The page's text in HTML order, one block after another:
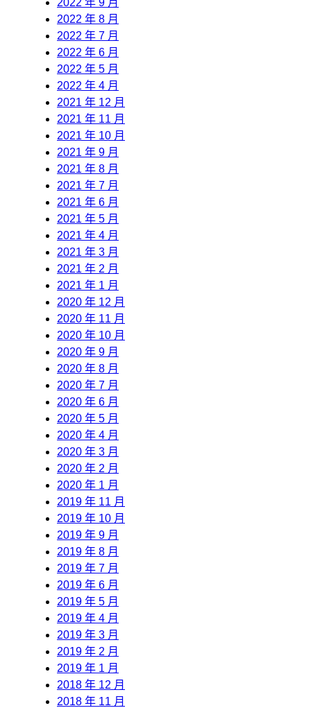
2022 年 8 月
2022 年 7 月
2022 年 6 月
2022 年 5 月
2022 年 4 月
2021 年 12 月
2021 年 11 月
2021 年 10 月
2021 年 9 月
2021 年 8 月
2021 年 7 月
2021 年 6 月
2021 年 5 月
2021 年 4 月
2021 年 3 月
2021 年 2 月
2021 年 1 月
2020 年 12 月
2020 年 11 月
2020 年 10 月
2020 年 9 月
2020 年 8 月
2020 年 7 月
2020 年 6 月
2020 年 5 月
2020 年 4 月
2020 年 3 月
2020 年 2 月
2020 年 1 月
2019 年 11 月
2019 年 10 月
2019 年 9 月
2019 年 8 月
2019 年 7 月
2019 年 6 月
2019 年 5 月
2019 年 4 月
2019 年 3 月
2019 年 2 月
2019 年 1 月
2018 年 12 月
2018 年 11 月